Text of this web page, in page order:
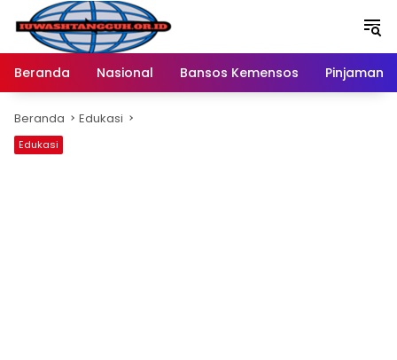
Langsung
konten
Beranda
Nasional Bansos Kemensos Pinjaman
Beranda Edukasi
Edukasi